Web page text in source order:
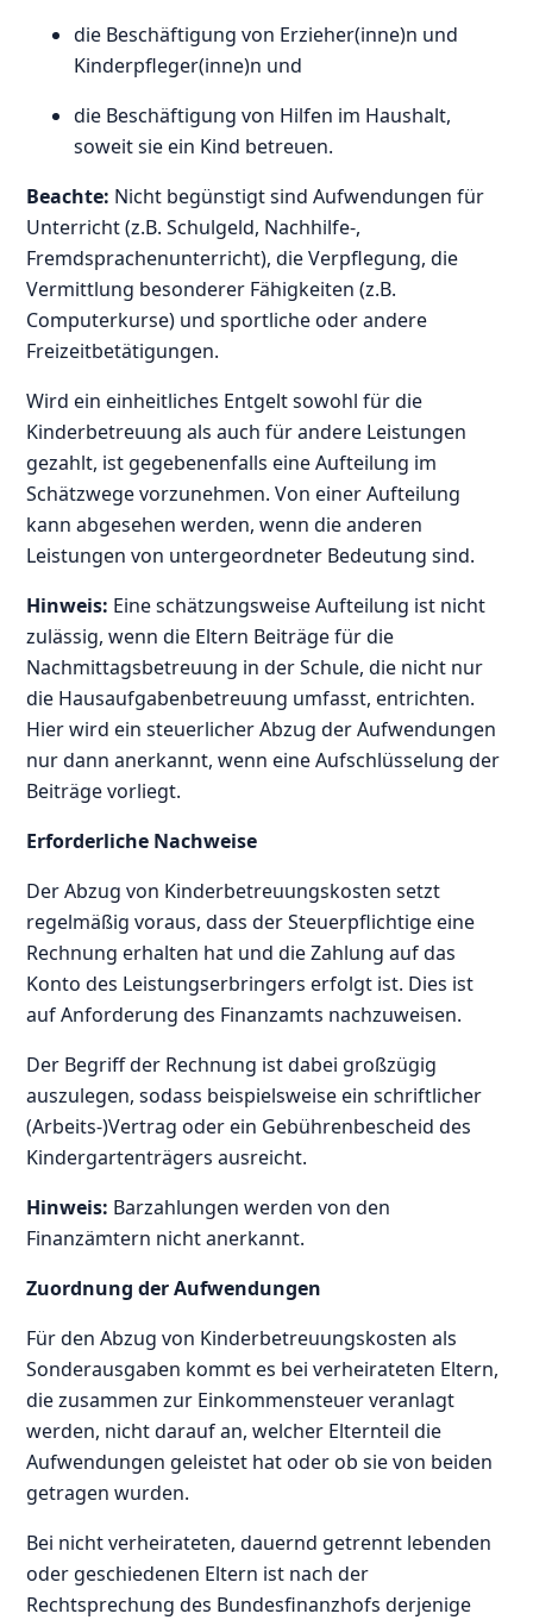
die Beschäftigung von Erzieher(inne)n und
Kinderpfleger(inne)n und
die Beschäftigung von Hilfen im Haushalt,
soweit sie ein Kind betreuen.
Beachte: Nicht begünstigt sind Aufwendungen für
Unterricht (z.B. Schulgeld, Nachhilfe-,
Fremdsprachenunterricht), die Verpflegung, die
Vermittlung besonderer Fähigkeiten (z.B.
Computerkurse) und sportliche oder andere
Freizeitbetätigungen.
Wird ein einheitliches Entgelt sowohl für die
Kinderbetreuung als auch für andere Leistungen
gezahlt, ist gegebenenfalls eine Aufteilung im
Schätzwege vorzunehmen. Von einer Aufteilung
kann abgesehen werden, wenn die anderen
Leistungen von untergeordneter Bedeutung sind.
Hinweis: Eine schätzungsweise Aufteilung ist nicht
zulässig, wenn die Eltern Beiträge für die
Nachmittagsbetreuung in der Schule, die nicht nur
die Hausaufgabenbetreuung umfasst, entrichten.
Hier wird ein steuerlicher Abzug der Aufwendungen
nur dann anerkannt, wenn eine Aufschlüsselung der
Beiträge vorliegt.
Erforderliche Nachweise
Der Abzug von Kinderbetreuungskosten setzt
regelmäßig voraus, dass der Steuerpflichtige eine
Rechnung erhalten hat und die Zahlung auf das
Konto des Leistungserbringers erfolgt ist. Dies ist
auf Anforderung des Finanzamts nachzuweisen.
Der Begriff der Rechnung ist dabei großzügig
auszulegen, sodass beispielsweise ein schriftlicher
(Arbeits-)Vertrag oder ein Gebührenbescheid des
Kindergartenträgers ausreicht.
Hinweis: Barzahlungen werden von den
Finanzämtern nicht anerkannt.
Zuordnung der Aufwendungen
Für den Abzug von Kinderbetreuungskosten als
Sonderausgaben kommt es bei verheirateten Eltern,
die zusammen zur Einkommensteuer veranlagt
werden, nicht darauf an, welcher Elternteil die
Aufwendungen geleistet hat oder ob sie von beiden
getragen wurden.
Bei nicht verheirateten, dauernd getrennt lebenden
oder geschiedenen Eltern ist nach der
Rechtsprechung des Bundesfinanzhofs derjenige